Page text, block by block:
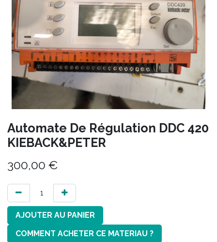
Automate De Régulation DDC 420
KIEBACK&PETER
300,00 €
AJOUTER AU PANIER
COMMENT ACHETER CE MATERIAU ?